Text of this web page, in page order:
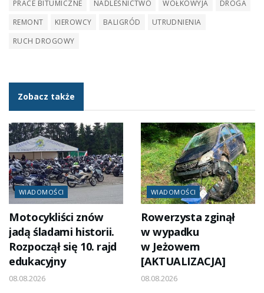
PRACE BITUMICZNE
NADLEŚNICTWO WOŁKOWYJA
DROGA
REMONT
KIEROWCY BALIGRÓD
UTRUDNIENIA
RUCH DROGOWY
Zobacz także
WIADOMOŚCI
Motocykliści znów
jadą śladami historii.
Rozpoczął się 10. rajd
edukacyjny
08.08.2026
WIADOMOŚCI
Rowerzysta zginął
w wypadku
w Jeżowem
[AKTUALIZACJA]
08.08.2026